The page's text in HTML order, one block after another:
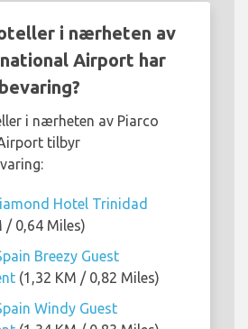
i nærheten av
Airport har
i nærheten av Piarco
tilbyr
Hotel Trinidad
/ 0,64 Miles)
Breezy Guest
(1,32 KM / 0,82 Miles)
Windy Guest